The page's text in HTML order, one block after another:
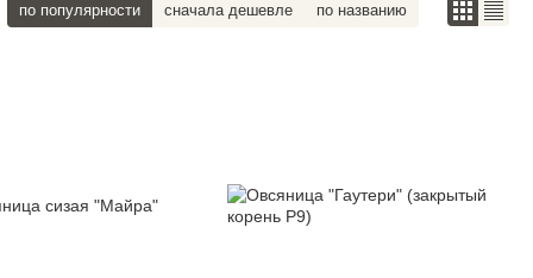
по популярности сначала дешевле по названию